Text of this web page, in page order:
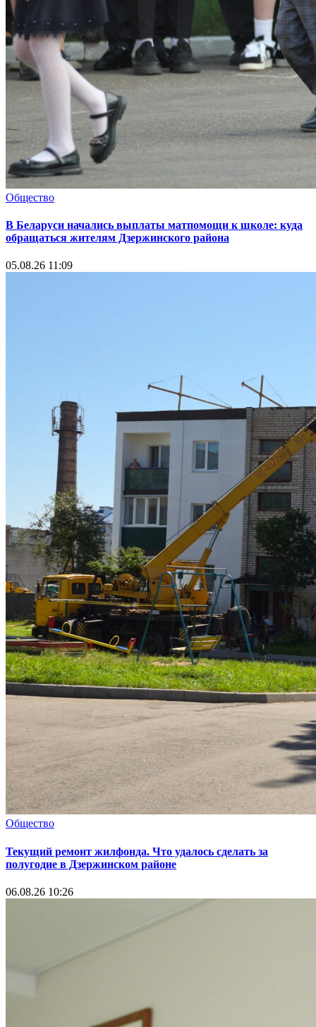
Общество
В Беларуси начались выплаты матпомощи к школе: куда
обращаться жителям Дзержинского района
05.08.26 11:09
Общество
Текущий ремонт жилфонда. Что удалось сделать за
полугодие в Дзержинском районе
06.08.26 10:26